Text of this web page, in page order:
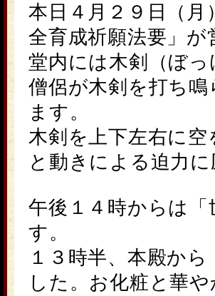
本日４月２９日（
全育成祈願法要」
堂内には木剣（ぼ
僧侶が木剣を打ち
ます。
木剣を上下左右に
と動きによる迫力
午後１４時からは
す。
１３時半、本殿から
した。お化粧と華